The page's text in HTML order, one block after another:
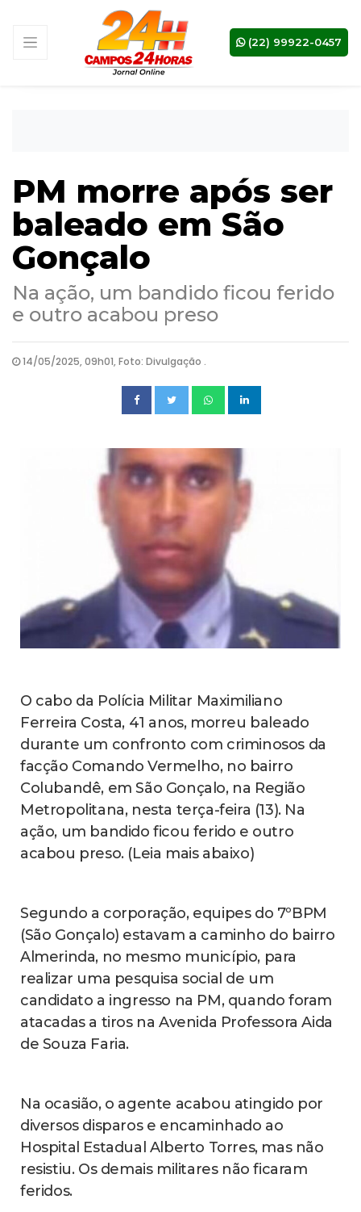
(22) 99922-0457
PM morre após ser
baleado em São
Gonçalo
Na ação, um bandido ficou ferido
e outro acabou preso
14/05/2025, 09h01, Foto: Divulgação .
O cabo da Polícia Militar Maximiliano
Ferreira Costa, 41 anos, morreu baleado
durante um confronto com criminosos da
facção Comando Vermelho, no bairro
Colubandê, em São Gonçalo, na Região
Metropolitana, nesta terça-feira (13). Na
ação, um bandido ficou ferido e outro
acabou preso. (Leia mais abaixo)
Segundo a corporação, equipes do 7ºBPM
(São Gonçalo) estavam a caminho do bairro
Almerinda, no mesmo município, para
realizar uma pesquisa social de um
candidato a ingresso na PM, quando foram
atacadas a tiros na Avenida Professora Aida
de Souza Faria.
Na ocasião, o agente acabou atingido por
diversos disparos e encaminhado ao
Hospital Estadual Alberto Torres, mas não
resistiu. Os demais militares não ficaram
feridos.